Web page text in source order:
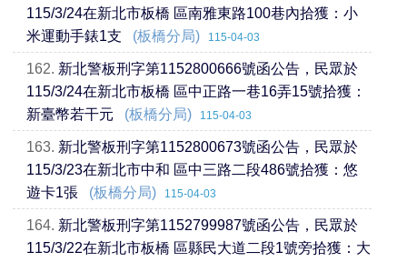
115/3/24在新北市板橋 區南雅東路100巷內拾獲：小
米運動手錶1支
(板橋分局) 115-04-03
162. 新北警板刑字第1152800666號函公告，民眾於
115/3/24在新北市板橋 區中正路一巷16弄15號拾獲：
新臺幣若干元
(板橋分局) 115-04-03
163. 新北警板刑字第1152800673號函公告，民眾於
115/3/23在新北市中和 區中三路二段486號拾獲：悠
遊卡1張
(板橋分局) 115-04-03
164. 新北警板刑字第1152799987號函公告，民眾於
115/3/22在新北市板橋 區縣民大道二段1號旁拾獲：大